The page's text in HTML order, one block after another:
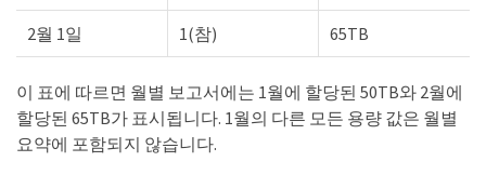
2월 1일 1(참) 65TB
이 표에 따르면 월별 보고서에는 1월에 할당된 50TB와 2월에
할당된 65TB가 표시됩니다. 1월의 다른 모든 용량 값은 월별
요약에 포함되지 않습니다.